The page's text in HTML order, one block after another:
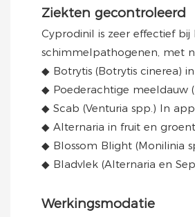
Ziekten gecontroleerd
Cyprodinil is zeer effectief
schimmelpathogenen, met
◆ Botrytis (Botrytis cinerea)
◆ Poederachtige meeldauw
◆ Scab (Venturia spp.) In
◆ Alternaria in fruit en
◆ Blossom Blight (Monilinia
◆ Bladvlek (Alternaria en
Werkingsmodatie